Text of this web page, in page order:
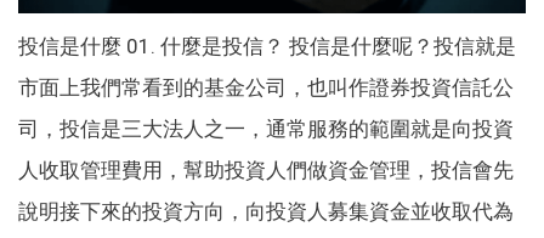
投信是什麼 01. 什麼是投信？ 投信是什麼呢？投信就是
市面上我們常看到的基金公司，也叫作證券投資信託公
司，投信是三大法人之一，通常服務的範圍就是向投資
人收取管理費用，幫助投資人們做資金管理，投信會先
說明接下來的投資方向，向投資人募集資金並收取代為